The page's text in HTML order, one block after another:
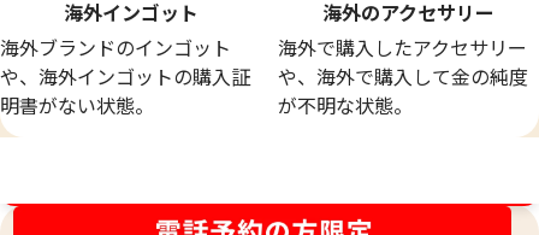
海外インゴット
海外ブランドのインゴット
や、海外インゴットの購入証
明書がない状態。
海外のアクセサリー
海外で購入したアクセサリー
や、海外で購入して金の純度
が不明な状態。